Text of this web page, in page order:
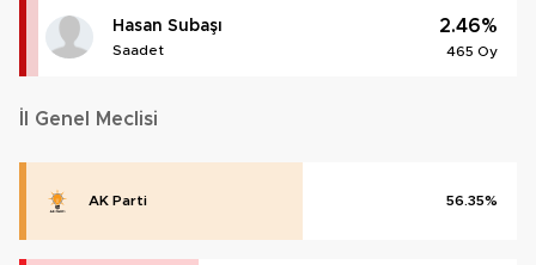
Hasan Subaşı
Saadet
2.46%
465 Oy
İl Genel Meclisi
AK Parti 56.35%